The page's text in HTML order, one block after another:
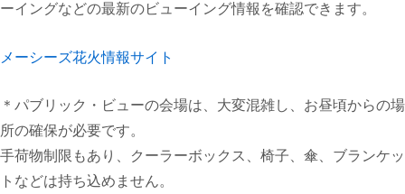
ーイングなどの最新のビューイング情報を確認できます。
メーシーズ花火情報サイト
＊ パブリック・ビューの会場は、大変混雑し、お昼頃からの場
所の確保が必要です。
手荷物制限もあり、クーラーボックス、椅子、傘、ブランケッ
トなどは持ち込めません。